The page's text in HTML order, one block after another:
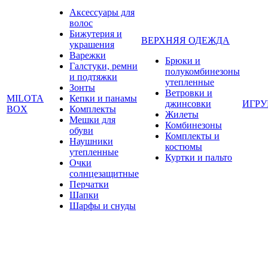
MILOTA
BOX
Аксессуары для
волос
Бижутерия и
украшения
Варежки
Галстуки, ремни
и подтяжки
Зонты
Кепки и панамы
Комплекты
Мешки для
обуви
Наушники
утепленные
Очки
солнцезащитные
Перчатки
Шапки
Шарфы и снуды
ВЕРХНЯЯ ОДЕЖДА
Брюки и
полукомбинезоны
утепленные
Ветровки и
джинсовки
Жилеты
Комбинезоны
Комплекты и
костюмы
Куртки и пальто